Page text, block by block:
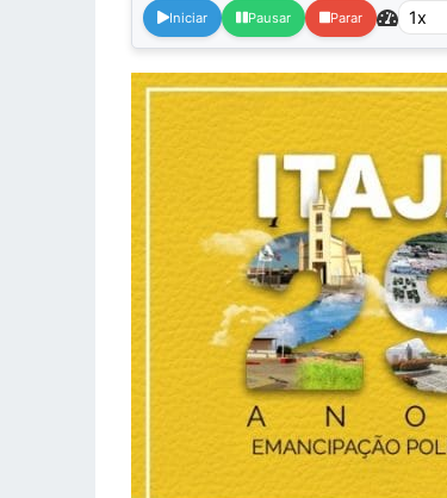
Iniciar Pausar Parar